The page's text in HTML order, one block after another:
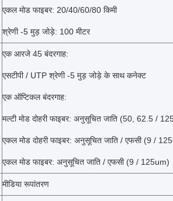
एकल मोड फाइबर: 20/40/60/80 किमी
श्रेणी -5 मुड़ जोड़े: 100 मीटर
एक आरजे 45 बंदरगाह:
एसटीपी / UTP श्रेणी -5 मुड़ जोड़े के साथ कनेक्ट
एक ऑप्टिकल बंदरगाह:
मल्टी मोड दोहरी फाइबर: अनुसूचित जाति (50, 62.5 /
एकल मोड दोहरी फाइबर: अनुसूचित जाति / एफसी (9 /
एकल मोड फाइबर: अनुसूचित जाति / एफसी (9 / 125um)
मीडिया रूपांतरण